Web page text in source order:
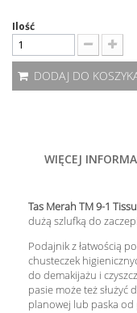
Ilość
DODAJ DO
WIĘCEJ
Tas Merah TM 9-1
dużą szlufką do
Podajnik z łatwością
chusteczek
do demakijażu i
pasie może też
planowej lub paska